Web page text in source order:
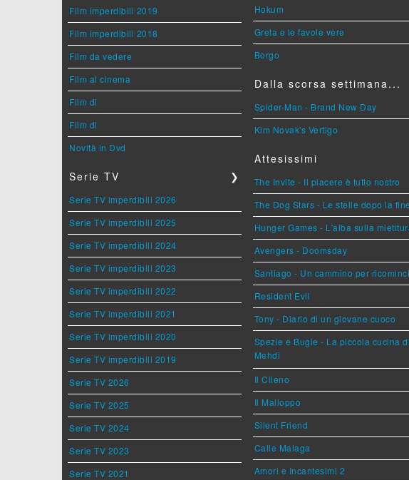
Film imperdibili 2019
Film imperdibili 2018
Film da vedere
Film al cinema
Film di
Film di
Novità in Dvd
Serie TV ❯
Serie TV imperdibili 2026
Serie TV imperdibili 2025
Serie TV imperdibili 2024
Serie TV imperdibili 2023
Serie TV imperdibili 2022
Serie TV imperdibili 2021
Serie TV imperdibili 2020
Serie TV imperdibili 2019
Serie TV 2026
Serie TV 2025
Serie TV 2024
Serie TV 2023
Serie TV 2021
Hokum
Greta e le favole vere
Borgo
Dalla scorsa settimana...
Spider-Man - Brand New Day
Kim Novak's Vertigo
Attesissimi
The Invite - Il piacere è tutto nostro
The Dog Stars - Le stelle dopo la fine
Hunger Games - L'alba sulla
Avengers - Doomsday
Santiago - Un cammino per
Resident Evil
Tony - Diario di un giovane cuoco
Spezie e Bugie - La piccola cucina di
Mehdi
Il Cileno
Il Malloppo
Silent Friend
Calle Malaga
Amori e Incantesimi 2